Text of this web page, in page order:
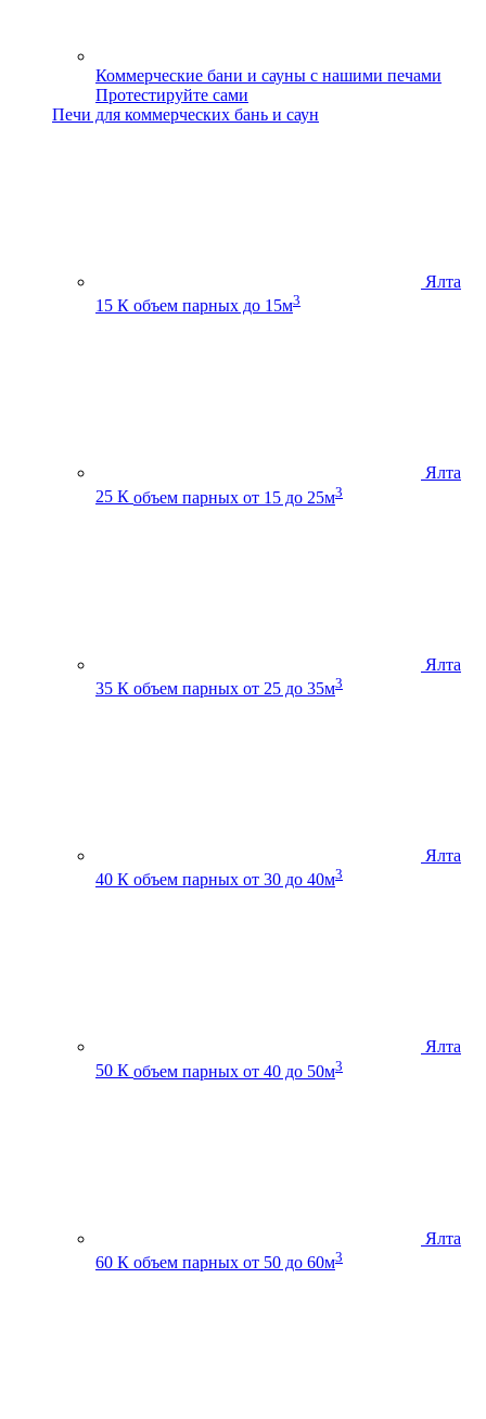
Коммерческие бани и сауны с нашими печами
Протестируйте сами
Печи для коммерческих бань и саун
Ялта
15 К объем парных до 15м3
Ялта
25 К объем парных от 15 до 25м3
Ялта
35 К объем парных от 25 до 35м3
Ялта
40 К объем парных от 30 до 40м3
Ялта
50 К объем парных от 40 до 50м3
Ялта
60 К объем парных от 50 до 60м3